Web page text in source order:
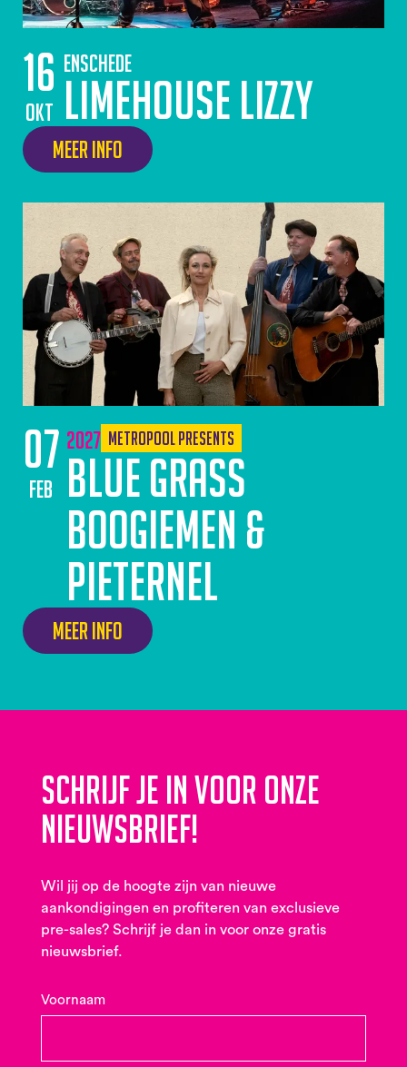
16
okt
Enschede
Limehouse Lizzy
Meer info
07
feb
2027 Metropool Presents
Blue Grass
Boogiemen &
Pieternel
Meer info
Schrijf je in voor onze
nieuwsbrief!
Wil jij op de hoogte zijn van nieuwe
aankondigingen en profiteren van exclusieve
pre-sales? Schrijf je dan in voor onze gratis
nieuwsbrief.
Voornaam